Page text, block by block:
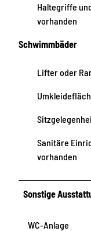
Haltegriffe
vorhanden
Schwimmbäder
Lifter oder
Sanitäre
vorhanden
Sonstige
WC-Anlage